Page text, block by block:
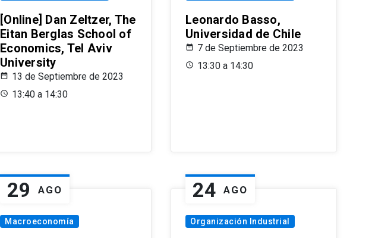
[Online] Dan Zeltzer, The
Eitan Berglas School of
Economics, Tel Aviv
University
13 de Septiembre de 2023
13:40 a 14:30
Leonardo Basso,
Universidad de Chile
7 de Septiembre de 2023
13:30 a 14:30
29 AGO
Macroeconomía
24 AGO
Organización Industrial